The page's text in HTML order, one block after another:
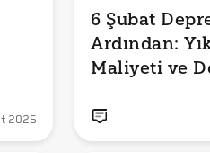
2025
6 Şubat
Ardından:
Maliyeti ve